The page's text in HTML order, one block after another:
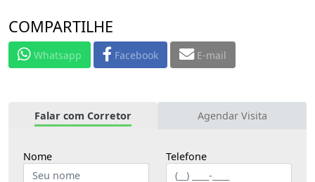
COMPARTILHE
Whatsapp Facebook E-mail
Falar com Corretor Agendar Visita
Nome Telefone